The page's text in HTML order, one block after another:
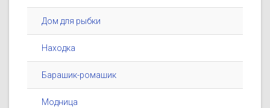
Дом для рыбки
Находка
Барашик-ромашик
Модница